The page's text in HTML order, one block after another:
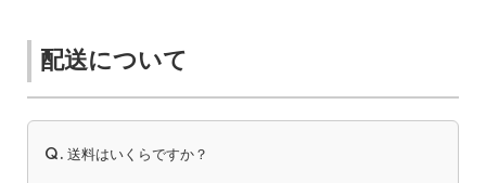
配送について
Q. 送料はいくらですか？